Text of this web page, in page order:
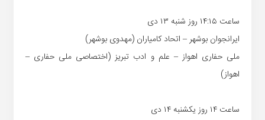
ساعت ۱۴:۱۵ روز شنبه ۱۳ دی
ایرانجوان بوشهر – اتحاد کامیاران (مهدوی بوشهر)
ملی حفاری اهواز – علم و ادب تبریز (اختصاصی ملی حفاری –
اهواز)
ساعت ۱۴ روز یکشنبه ۱۴ دی